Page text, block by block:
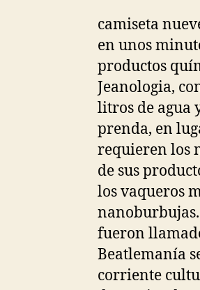
camiseta
en unos
productos
Jeanologia,
litros de agua
prenda, en
requieren los
de sus
los vaqueros
nanoburbujas.
fueron
Beatlemanía
corriente